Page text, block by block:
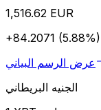
1,516.62 EUR
+84.2071 (5.88%)
عرض الرسم البياني
الجنيه البريطاني